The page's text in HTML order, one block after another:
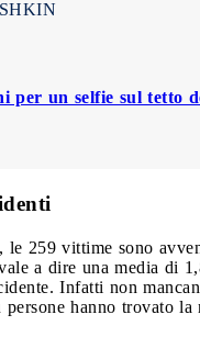
per un selfie sul tetto
le 259 vittime sono
a dire una media di
Infatti non
hanno trovato la